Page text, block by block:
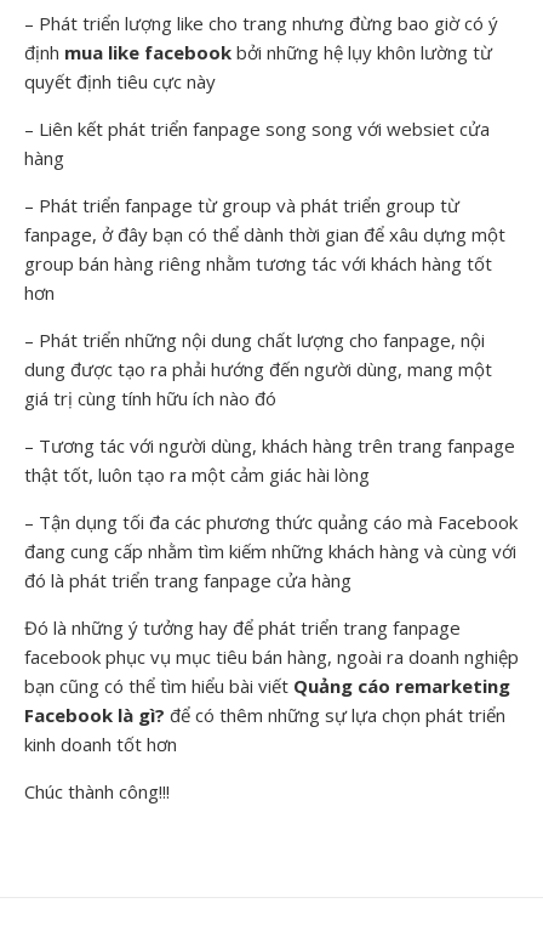
– Phát triển lượng like cho trang nhưng đừng bao giờ có ý
định mua like facebook bởi những hệ lụy khôn lường từ
quyết định tiêu cực này
– Liên kết phát triển fanpage song song với websiet cửa
hàng
– Phát triển fanpage từ group và phát triển group từ
fanpage, ở đây bạn có thể dành thời gian để xâu dựng một
group bán hàng riêng nhằm tương tác với khách hàng tốt
hơn
– Phát triển những nội dung chất lượng cho fanpage, nội
dung được tạo ra phải hướng đến người dùng, mang một
giá trị cùng tính hữu ích nào đó
– Tương tác với người dùng, khách hàng trên trang fanpage
thật tốt, luôn tạo ra một cảm giác hài lòng
– Tận dụng tối đa các phương thức quảng cáo mà Facebook
đang cung cấp nhằm tìm kiếm những khách hàng và cùng với
đó là phát triển trang fanpage cửa hàng
Đó là những ý tưởng hay để phát triển trang fanpage
facebook phục vụ mục tiêu bán hàng, ngoài ra doanh nghiệp
bạn cũng có thể tìm hiểu bài viết Quảng cáo remarketing
Facebook là gì? để có thêm những sự lựa chọn phát triển
kinh doanh tốt hơn
Chúc thành công!!!